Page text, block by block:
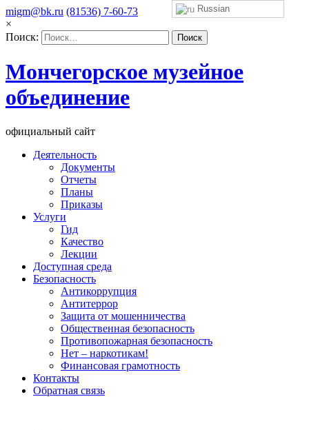
migm@bk.ru (81536) 7-60-73
×
Поиск:
Мончегорское музейное
объединение
официальный сайт
Деятельность
Документы
Отчеты
Планы
Приказы
Услуги
Гид
Качество
Лекции
Доступная среда
Безопасность
Антикоррупция
Антитеррор
Защита от мошенничества
Общественная безопасность
Противопожарная безопасность
Нет – наркотикам!
Финансовая грамотность
Контакты
Обратная связь
Russian